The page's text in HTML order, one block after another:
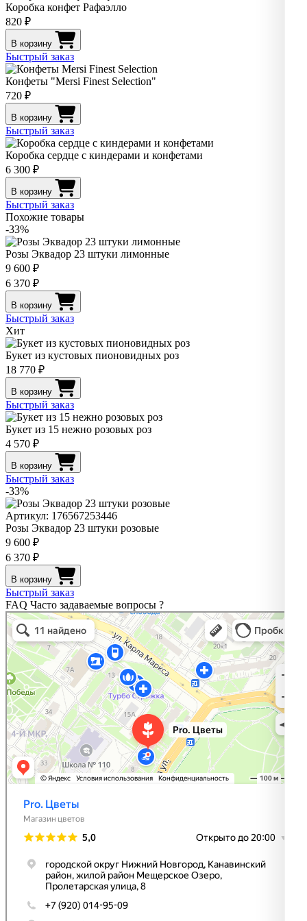
Коробка конфет Рафаэлло
820 ₽
В корзину
Быстрый заказ
Конфеты "Mersi Finest Selection"
720 ₽
В корзину
Быстрый заказ
Коробка сердце с киндерами и конфетами
6 300 ₽
В корзину
Быстрый заказ
Похожие товары
-33%
Розы Эквадор 23 штуки лимонные
9 600 ₽
6 370 ₽
В корзину
Быстрый заказ
Хит
Букет из кустовых пионовидных роз
18 770 ₽
В корзину
Быстрый заказ
Букет из 15 нежно розовых роз
4 570 ₽
В корзину
Быстрый заказ
-33%
Артикул: 176567253446
Розы Эквадор 23 штуки розовые
9 600 ₽
6 370 ₽
В корзину
Быстрый заказ
FAQ Часто задаваемые вопросы ?
Pro. Цветы
Магазин цветов в Нижнем Новгороде
Доставка цветов и букетов в Нижнем Новгороде